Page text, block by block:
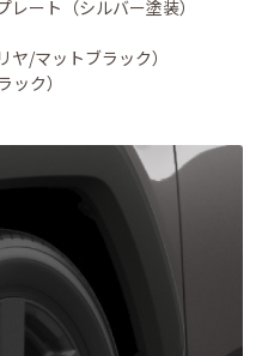
ート（シルバー塗装）
/マットブラック）
ク）